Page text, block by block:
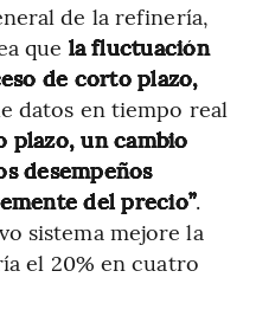
de la refinería,
que la fluctuación
de corto plazo,
datos en tiempo real
plazo, un cambio
desempeños
del precio”.
sistema mejore la
el 20% en cuatro